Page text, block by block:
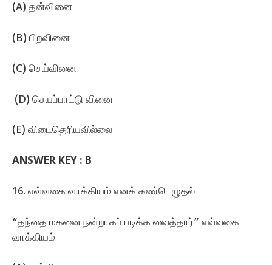
(A) தன்வினை
(B) பிறவினை
(C) செய்வினை
(D) செயப்பாட்டு வினை
(E) விடைதெரியவில்லை
ANSWER KEY : B
16. எவ்வகை வாக்கியம்‌ எனக்‌ கண்டெழுதல்‌
“தந்தை மகனை நன்றாகப்‌ படிக்க வைத்தார்‌” எவ்வகை
வாக்கியம்‌